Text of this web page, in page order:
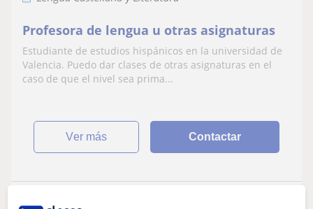
Profesora de lengua u otras asignaturas
Estudiante de estudios hispánicos en la universidad de
Valencia. Puedo dar clases de otras asignaturas en el
caso de que el nivel sea prima...
ver más Contactar